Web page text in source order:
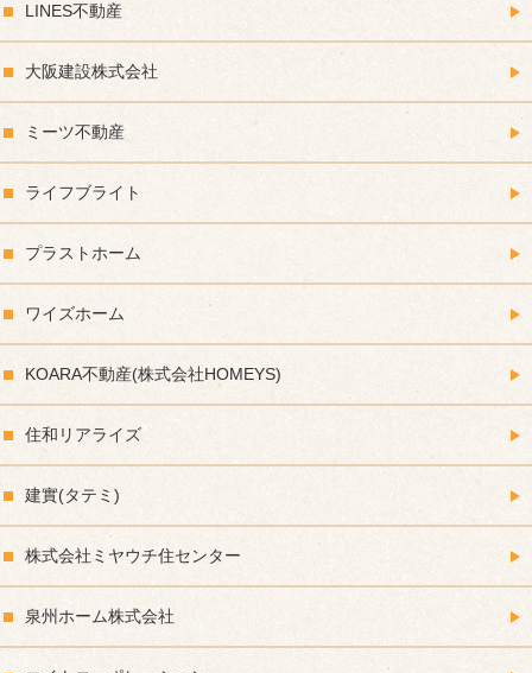
LINES不動産
大阪建設株式会社
ミーツ不動産
ライフブライト
プラストホーム
ワイズホーム
KOARA不動産(株式会社HOMEYS)
住和リアライズ
建實(タテミ)
株式会社ミヤウチ住センター
泉州ホーム株式会社